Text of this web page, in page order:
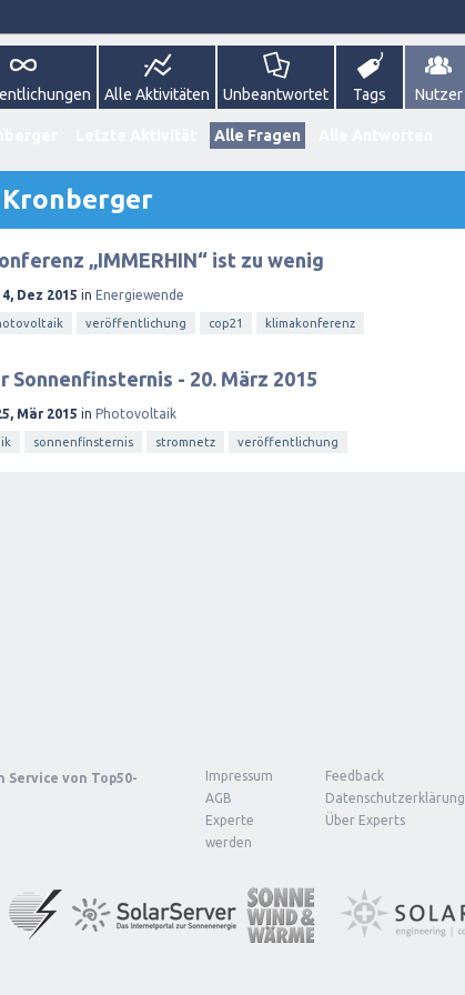
Alle Aktivitäten Unbeantwortet Tags Nutzer
Alle Fragen
Kronberger
„IMMERHIN“ ist zu wenig
Dez 2015 in Energiewende
veröffentlichung cop21 klimakonferenz
Sonnenfinsternis - 20. März 2015
Mär 2015 in Photovoltaik
sonnenfinsternis stromnetz veröffentlichung
Service von Top50-
Impressum
Feedback
AGB
Datenschutzerklärung
Experte
werden
Über Experts